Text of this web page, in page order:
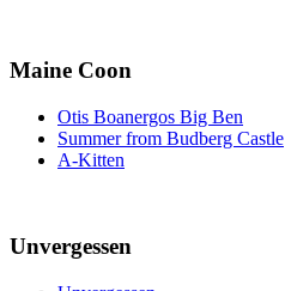
Maine Coon
Otis Boanergos Big Ben
Summer from Budberg Castle
A-Kitten
Unvergessen